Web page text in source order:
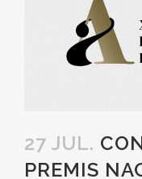
27 JUL.
PREMIS